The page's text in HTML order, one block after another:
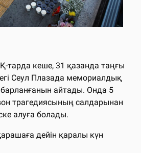
тарда кеше, 31 қазанда таңғы
Сеул Плазада мемориалдық
айтады. Онда 5
трагедиясының салдарынан
алуға болады.
дейін қаралы күн